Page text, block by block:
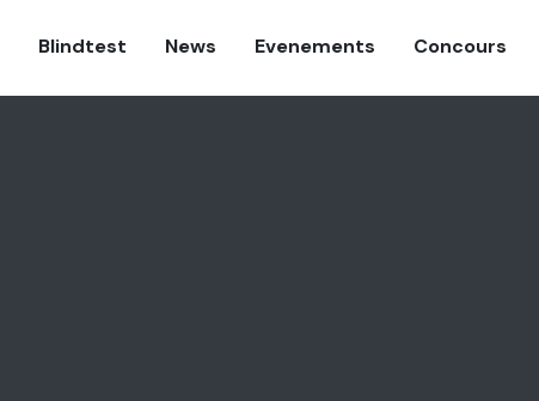
Blindtest News Evenements Concours